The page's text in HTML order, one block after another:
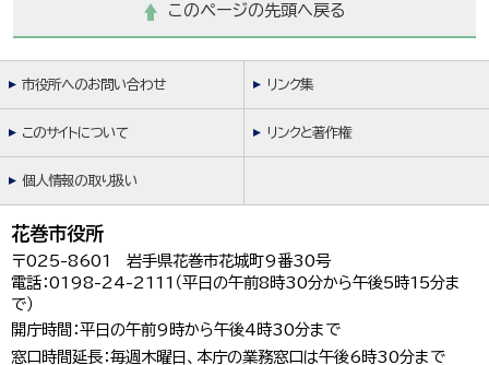
このページの先頭へ戻る
市役所へのお問い合わせ リンク集
このサイトについて リンクと著作権
個人情報の取り扱い
花巻市役所
〒025-8601 岩手県花巻市花城町9番30号
電話：0198-24-2111（平日の午前8時30分から午後5時15分ま
で）
開庁時間：平日の午前9時から午後4時30分まで
窓口時間延長：毎週木曜日、本庁の業務窓口は午後6時30分まで